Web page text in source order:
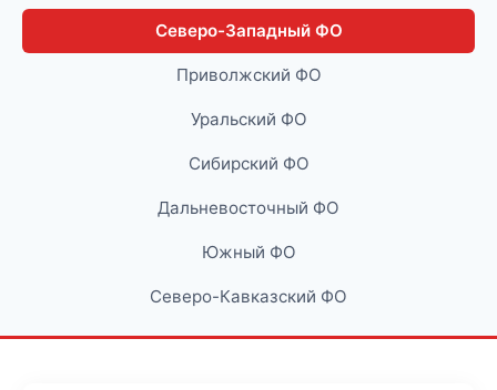
Северо-Западный ФО
Приволжский ФО
Уральский ФО
Сибирский ФО
Дальневосточный ФО
Южный ФО
Северо-Кавказский ФО